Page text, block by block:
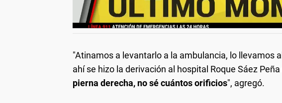
"Atinamos a levantarlo a la ambulancia, lo llevamos
ahí se hizo la derivación al hospital Roque Sáez Peña
pierna derecha, no sé cuántos orificios", agregó.